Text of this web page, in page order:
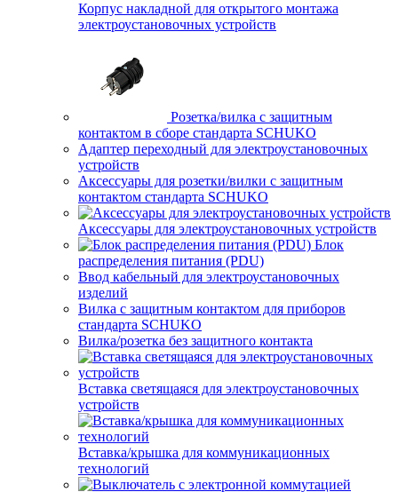
Корпус накладной для открытого монтажа
электроустановочных устройств
Розетка/вилка с защитным
контактом в сборе стандарта SCHUKO
Адаптер переходный для электроустановочных
устройств
Аксессуары для розетки/вилки с защитным
контактом стандарта SCHUKO
Аксессуары для электроустановочных устройств
Блок
распределения питания (PDU)
Ввод кабельный для электроустановочных
изделий
Вилка с защитным контактом для приборов
стандарта SCHUKO
Вилка/розетка без защитного контакта
Вставка светящаяся для электроустановочных
устройств
Вставка/крышка для коммуникационных
технологий